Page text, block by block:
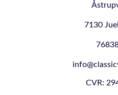
7130
CVR: